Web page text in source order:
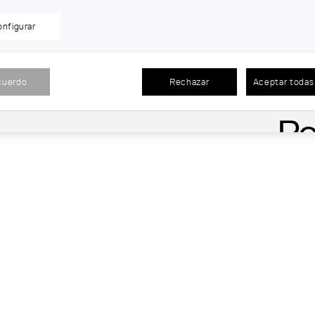
Rechazar Aceptar